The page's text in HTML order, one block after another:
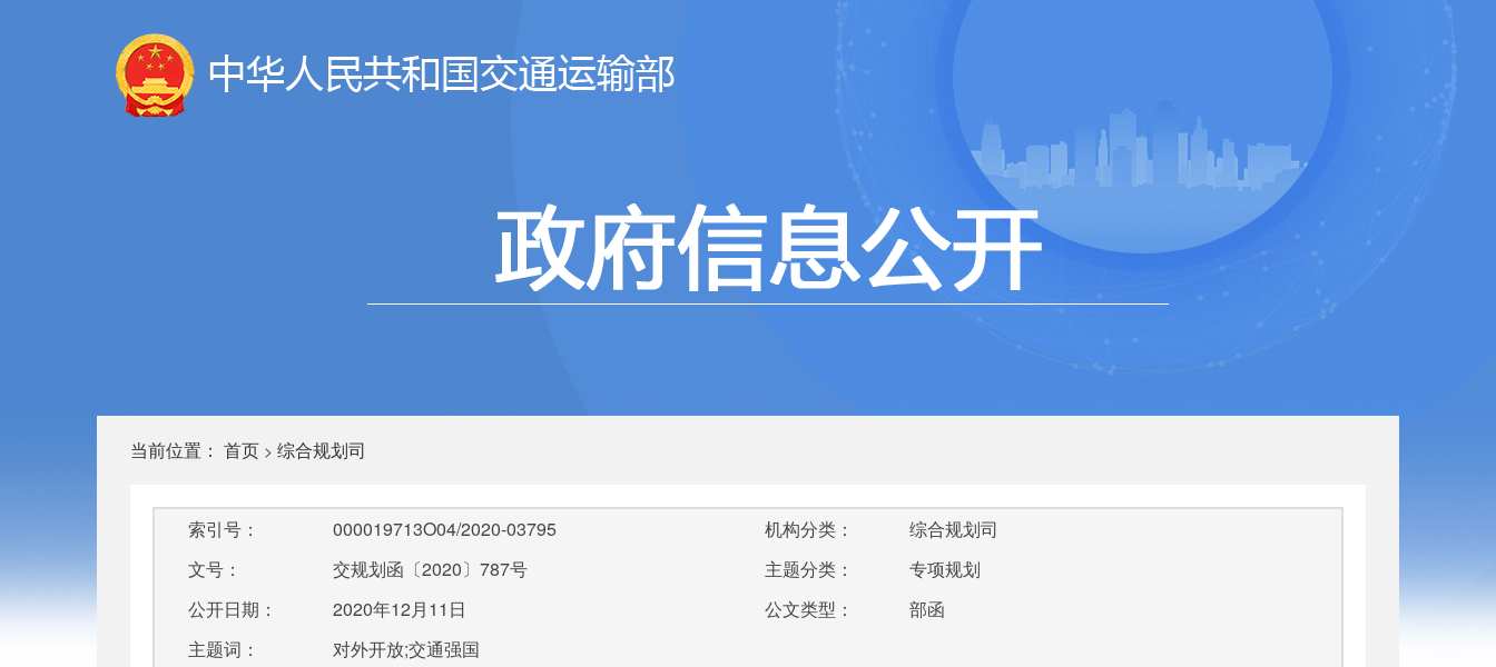
当前位置： 首页 > 综合规划司
索引号：
000019713O04/2020-03795
文号：
交规划函〔2020〕787号
公开日期：
2020年12月11日
主题词：
对外开放;交通强国
机构分类：
综合规划司
主题分类：
专项规划
公文类型：
部函